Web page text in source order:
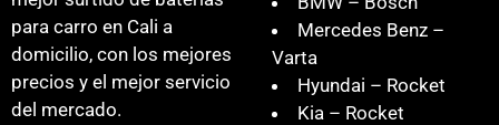
para carro en Cali a
domicilio, con los mejores
precios y el mejor servicio
del mercado.
Mercedes Benz –
Varta
Hyundai – Rocket
Kia – Rocket